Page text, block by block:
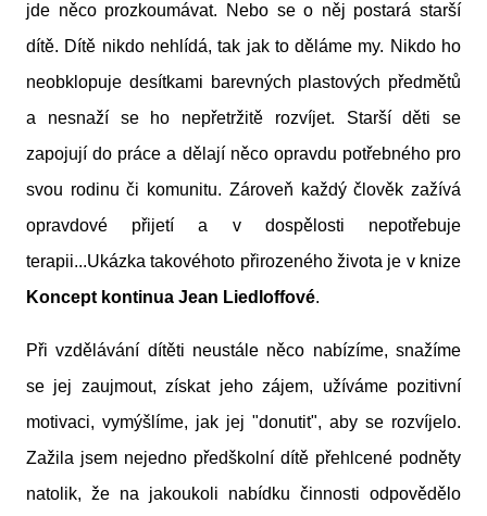
jde něco prozkoumávat. Nebo se o něj postará starší
dítě. Dítě nikdo nehlídá, tak jak to děláme my. Nikdo ho
neobklopuje desítkami barevných plastových předmětů
a nesnaží se ho nepřetržitě rozvíjet. Starší děti se
zapojují do práce a dělají něco opravdu potřebného pro
svou rodinu či komunitu. Zároveň každý člověk zažívá
opravdové přijetí a v dospělosti nepotřebuje
terapii...Ukázka takovéhoto přirozeného života je v knize
Koncept kontinua Jean Liedloffové.
Při vzdělávání dítěti neustále něco nabízíme, snažíme
se jej zaujmout, získat jeho zájem, užíváme pozitivní
motivaci, vymýšlíme, jak jej "donutit", aby se rozvíjelo.
Zažila jsem nejedno předškolní dítě přehlcené podněty
natolik, že na jakoukoli nabídku činnosti odpovědělo